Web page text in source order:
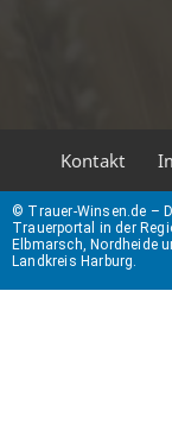
Kontakt
© Trauer-Winsen.de –
Trauerportal in der
Elbmarsch, Nordheide
Landkreis Harburg.